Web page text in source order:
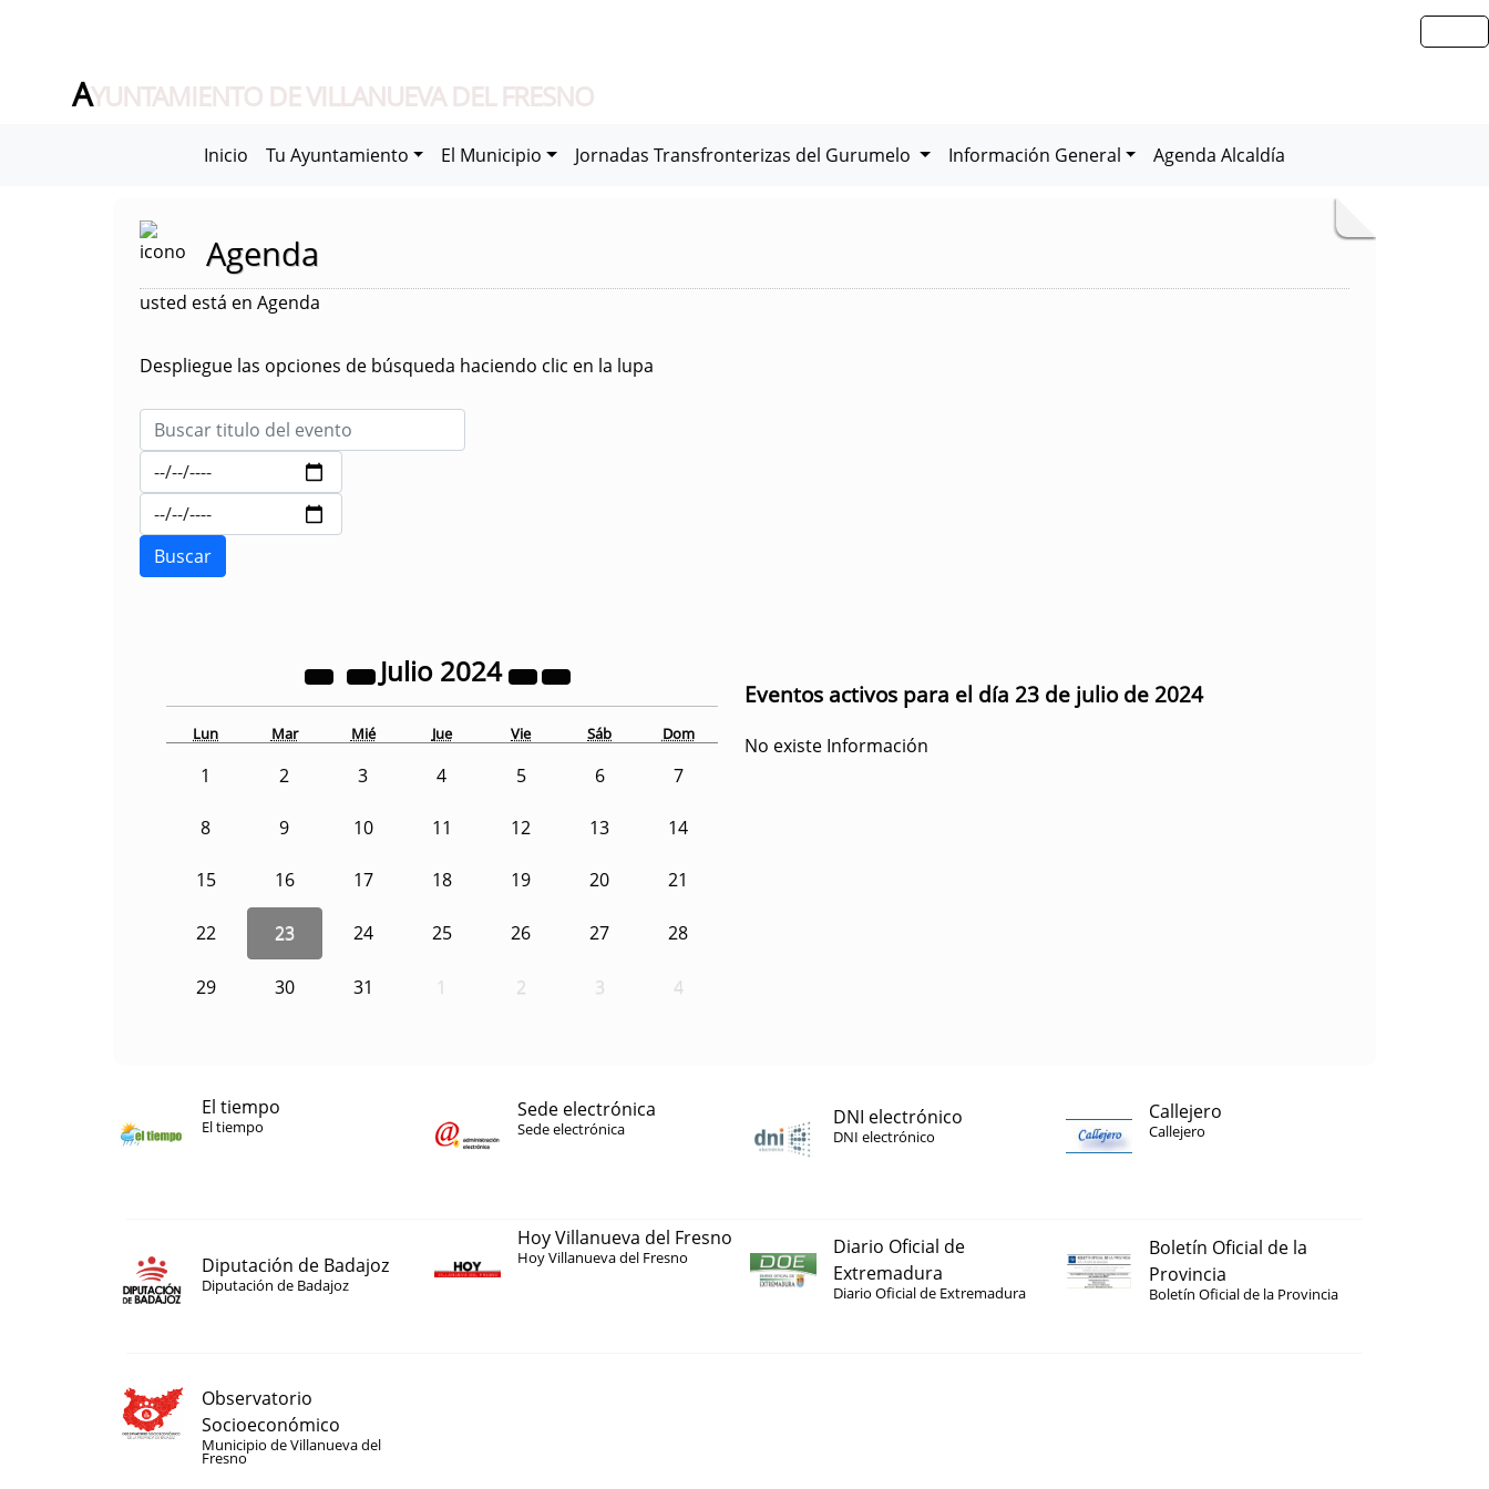
AYUNTAMIENTO DE VILLANUEVA DEL FRESNO
Inicio Tu Ayuntamiento El Municipio Jornadas Transfronterizas del Gurumelo Información General Agenda Alcaldía
Agenda
usted está en Agenda
Despliegue las opciones de búsqueda haciendo clic en la lupa
Julio 2024
Lun Mar Mié Jue Vie Sáb Dom
1 2 3 4 5 6 7
8 9 10 11 12 13 14
15 16 17 18 19 20 21
22 23 24 25 26 27 28
29 30 31 1 2 3 4
Eventos activos para el día 23 de julio de 2024
No existe Información
El tiempo
El tiempo
Sede electrónica
Sede electrónica DNI electrónico
DNI electrónico
Callejero
Callejero
Diputación de Badajoz
Diputación de Badajoz
Hoy Villanueva del Fresno
Hoy Villanueva del Fresno
Diario Oficial de
Extremadura
Diario Oficial de Extremadura
Boletín Oficial de la
Provincia
Boletín Oficial de la Provincia
Observatorio
Socioeconómico
Municipio de Villanueva del
Fresno